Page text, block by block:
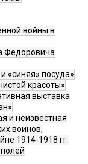
войны в
Федоровича
«синяя» посуда»
красоты»
выставка
и неизвестная
воинов,
1914-1918 гг.